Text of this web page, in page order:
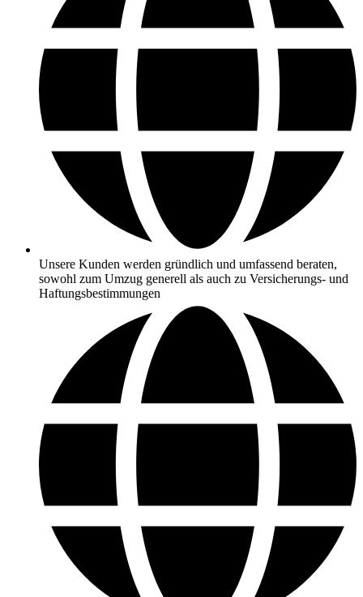
Unsere Kunden werden gründlich und umfassend beraten,
sowohl zum Umzug generell als auch zu Versicherungs- und
Haftungsbestimmungen